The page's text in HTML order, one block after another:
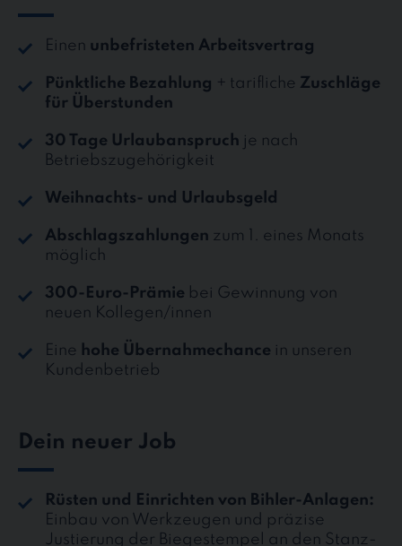
Einen unbefristeten Arbeitsvertrag
Pünktliche Bezahlung + tarifliche Zuschläge
für Überstunden
30 Tage Urlaubanspruch je nach
Betriebszugehörigkeit
Weihnachts- und Urlaubsgeld
Abschlagszahlungen zum 1. eines Monats
möglich
300-Euro-Prämie bei Gewinnung von
neuen Kollegen/innen
Eine hohe Übernahmechance in unseren
Kundenbetrieb
Dein neuer Job
Rüsten und Einrichten von Bihler-Anlagen:
Einbau von Werkzeugen und präzise
Justierung der Biegestempel an den Stanz-